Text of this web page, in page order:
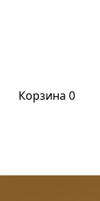
Корзина 0